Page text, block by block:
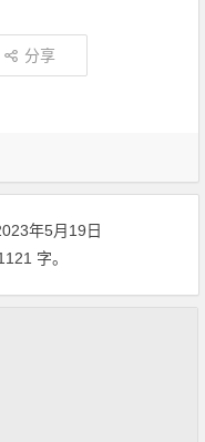
分享
年5月19日
字。